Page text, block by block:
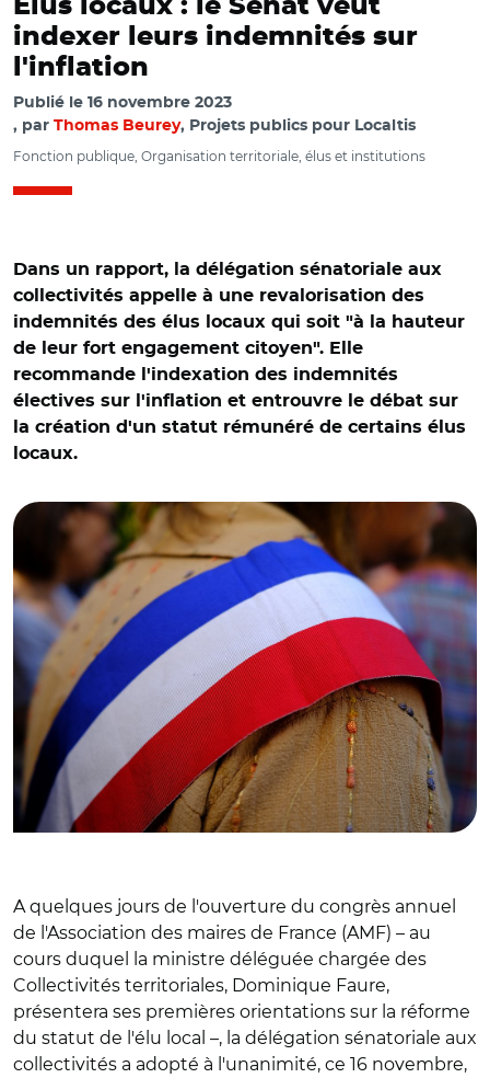
Elus locaux : le Sénat veut
indexer leurs indemnités sur
l'inflation
Publié le 16 novembre 2023
par Thomas Beurey, Projets publics pour Localtis
Fonction publique, Organisation territoriale, élus et institutions
Dans un rapport, la délégation sénatoriale aux
collectivités appelle à une revalorisation des
indemnités des élus locaux qui soit "à la hauteur
de leur fort engagement citoyen". Elle
recommande l'indexation des indemnités
électives sur l'inflation et entrouvre le débat sur
la création d'un statut rémunéré de certains élus
locaux.
A quelques jours de l'ouverture du congrès annuel
de l'Association des maires de France (AMF) – au
cours duquel la ministre déléguée chargée des
Collectivités territoriales, Dominique Faure,
présentera ses premières orientations sur la réforme
du statut de l'élu local –, la délégation sénatoriale aux
collectivités a adopté à l'unanimité, ce 16 novembre,